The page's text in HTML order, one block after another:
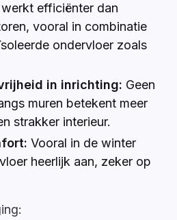
efficiënter dan
vooral in combinatie
ondervloer zoals
in inrichting: Geen
muren betekent meer
strakker interieur.
Vooral in de winter
heerlijk aan, zeker op